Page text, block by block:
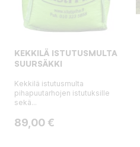
KEKKILÄ ISTUTUSMULTA
SUURSÄKKI
Kekkilä istutusmulta
pihapuutarhojen istutuksille
sekä...
Hinta
89,00 €